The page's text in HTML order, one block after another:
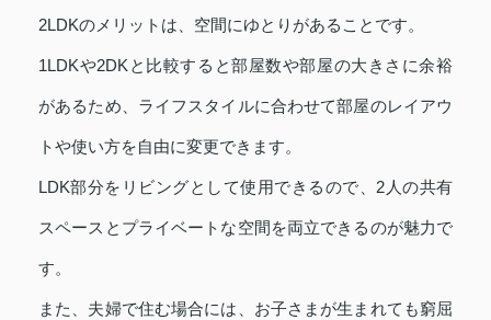
2LDKのメリットは、空間にゆとりがあることです。
1LDKや2DKと比較すると部屋数や部屋の大きさに余裕
があるため、ライフスタイルに合わせて部屋のレイアウ
トや使い方を自由に変更できます。
LDK部分をリビングとして使用できるので、2人の共有
スペースとプライベートな空間を両立できるのが魅力で
す。
また、夫婦で住む場合には、お子さまが生まれても窮屈